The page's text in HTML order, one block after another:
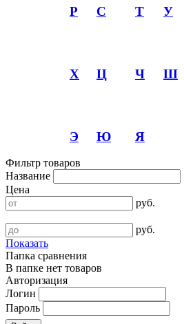
Р С Т У
Х Ц Ч Ш
Э Ю Я
Фильтр товаров
Название
Цена
руб.
руб.
Показать
Папка сравнения
В папке нет товаров
Авторизация
Логин
Пароль